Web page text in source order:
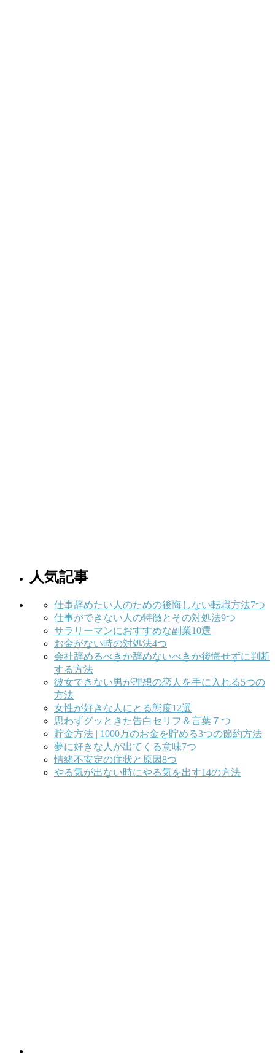
人気記事
仕事辞めたい人のための後悔しない転職方法7つ
仕事ができない人の特徴とその対処法9つ
サラリーマンにおすすめな副業10選
お金がない時の対処法4つ
会社辞めるべきか辞めないべきか後悔せずに判断
する方法
彼女できない男が理想の恋人を手に入れる5つの
方法
女性が好きな人にとる態度12選
思わずグッときた告白セリフ＆言葉７つ
貯金方法 | 1000万のお金を貯める3つの節約方法
夢に好きな人が出てくる意味7つ
情緒不安定の症状と原因8つ
やる気が出ない時にやる気を出す14の方法